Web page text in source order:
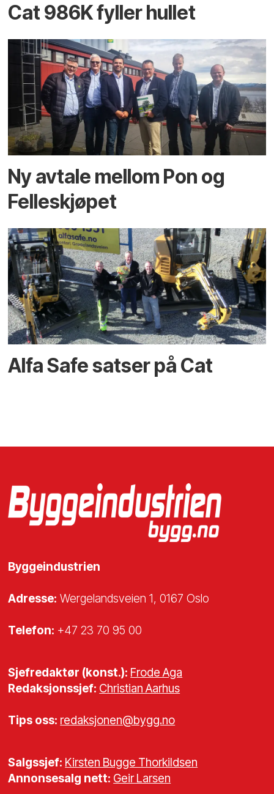
Cat 986K fyller hullet
Ny avtale mellom Pon og
Felleskjøpet
Alfa Safe satser på Cat
Byggeindustrien
Adresse: Wergelandsveien 1, 0167 Oslo
Telefon: +47 23 70 95 00
Sjefredaktør (konst.): Frode Aga
Redaksjonssjef: Christian Aarhus
Tips oss: redaksjonen@bygg.no
Salgssjef: Kirsten Bugge Thorkildsen
Annonsesalg nett: Geir Larsen